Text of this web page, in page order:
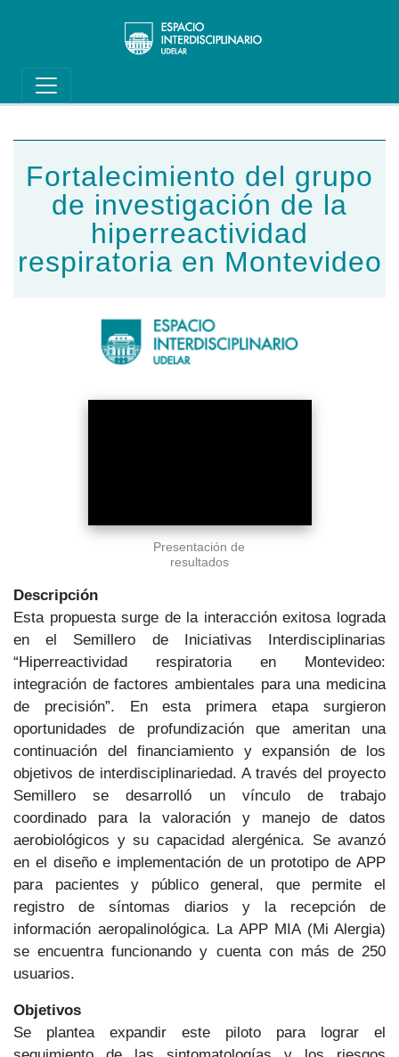
Main navigation
Fortalecimiento del grupo
de investigación de la
hiperreactividad
respiratoria en Montevideo
Presentación de
resultados
Descripción
Esta propuesta surge de la interacción exitosa lograda
en el Semillero de Iniciativas Interdisciplinarias
“Hiperreactividad respiratoria en Montevideo:
integración de factores ambientales para una medicina
de precisión”. En esta primera etapa surgieron
oportunidades de profundización que ameritan una
continuación del financiamiento y expansión de los
objetivos de interdisciplinariedad. A través del proyecto
Semillero se desarrolló un vínculo de trabajo
coordinado para la valoración y manejo de datos
aerobiológicos y su capacidad alergénica. Se avanzó
en el diseño e implementación de un prototipo de APP
para pacientes y público general, que permite el
registro de síntomas diarios y la recepción de
información aeropalinológica. La APP MIA (Mi Alergia)
se encuentra funcionando y cuenta con más de 250
usuarios.
Objetivos
Se plantea expandir este piloto para lograr el